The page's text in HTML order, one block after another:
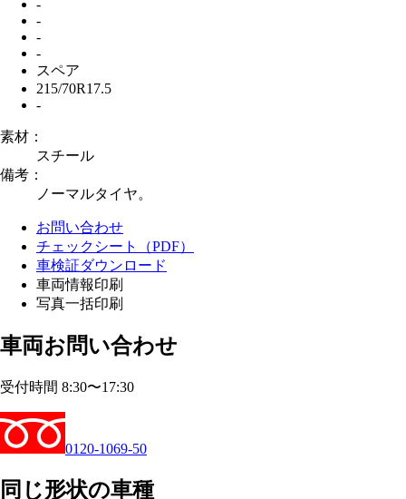
-
-
-
-
スペア
215/70R17.5
-
素材：
スチール
備考：
ノーマルタイヤ。
お問い合わせ
チェックシート（PDF）
車検証ダウンロード
車両情報印刷
写真一括印刷
車両お問い合わせ
受付時間 8:30〜17:30
0120-1069-50
同じ形状の車種